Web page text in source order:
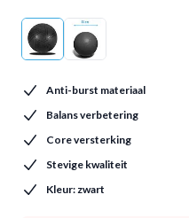
Anti-burst materiaal
Balans verbetering
Core versterking
Stevige kwaliteit
Kleur: zwart